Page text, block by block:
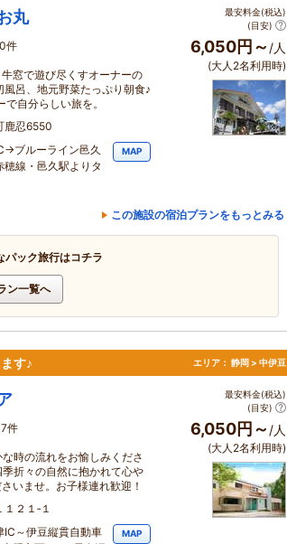
丸
件
窓で遊び尽くすオーナーの
呂、地元野菜たっぷり朝食♪
自分らしい旅を。
鹿忍6550
ブルーライン邑久
線・邑久駅よりタ
MAP
最安料金(税込)
(目安)
6,050円～ /人
(大人2名利用時)
この施設の宿泊プランをもっとみる
パック旅行はコチラ
ン一覧へ
す♪ エリア： 静岡 > 中伊豆
件
時の流れをお愉しみくださ
折々の自然に抱かれて心や
いませ。お子様連れ歓迎！
２１‐１
～伊豆縦貫自動車
MAP
最安料金(税込)
(目安)
6,050円～/人
(大人2名利用時)